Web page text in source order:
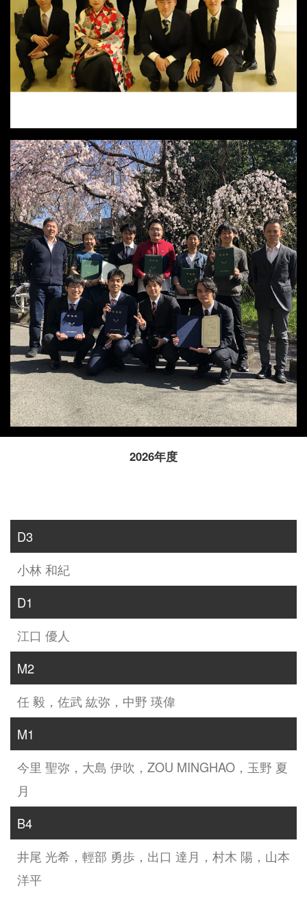
2026年度
D3
小林 和紀
D1
江口 優人
M2
任 毅，佐武 紘弥，中野 瑛偉
M1
今里 聖弥，大島 伊吹，ZOU MINGHAO，玉野 夏
月
B4
井尾 光希，輕部 勇歩，出口 達月，村木 陽，山本
洋平